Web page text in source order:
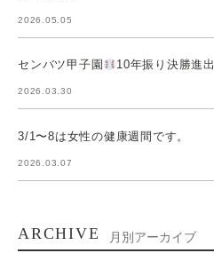
2026.05.05
センバツ甲子園 10年振り決勝進出
2026.03.30
3/1〜8は女性の健康週間です。
2026.03.07
ARCHIVE 月別アーカイブ